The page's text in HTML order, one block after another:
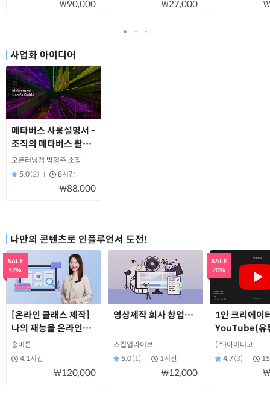
₩90,000 ₩27,000
사업화 아이디어
메타버스 사용설명서 -
조직의 메타버스 활용
전략
오픈러닝랩 박형주 소장
5.0(2) 8시간
₩88,000
나만의 콘텐츠로 인플루언서 도전!
SALE
52%
[온라인 클래스 제작]
나의 재능을 온라인
클래스로 만드는 방법
흥버튼
4.1시간
₩120,000
영상제작 회사 창업과 프리랜서 가이드
스킬업라이브
5.0(1) 1시간
₩12,000
SALE
20%
1인 크리에이
YouTube(유
제대로 시작하
(주)아이티고
4.7(3)